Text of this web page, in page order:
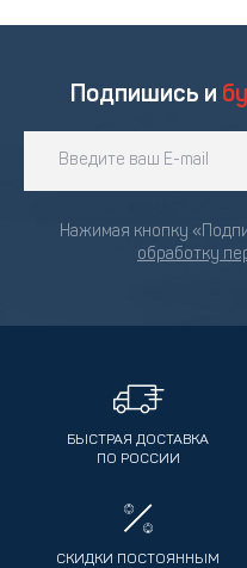
Подпишись и
Нажимая кнопку
обработку
БЫСТРАЯ ДОСТАВКА
ПО РОССИИ
СКИДКИ ПОСТОЯННЫМ